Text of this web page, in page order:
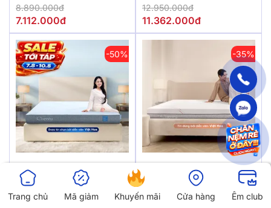
8.890.000đ
7.112.000đ
12.950.000đ
11.362.000đ
-50%
Nệm Foam Comfy Cloud
2.0 Siêu Đàn Hồi Dày 15cm
-35%
Nệm Foam Làm Mát,
Kháng Khuẩn Nâng Đỡ 5
Trang chủ Mã giảm Khuyến mãi Cửa hàng Êm club